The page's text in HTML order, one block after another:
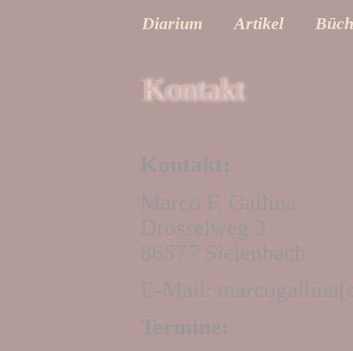
Diarium Artikel
Kontakt
Kontakt:
Marco F. Gallina
Drosselweg 3
86577 Sielenbach
E-Mail:
Termine: